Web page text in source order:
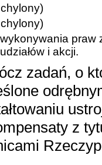
wykonywania praw
udziałów i akcji.
zadań, o
z